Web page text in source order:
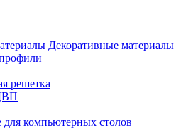
Декоративные материалы
решетка